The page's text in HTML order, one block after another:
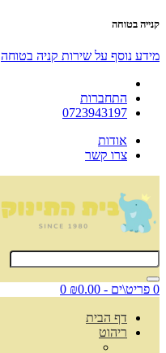
קנייה בטוחה
מידע נוסף על שירות קניה בטוחה
התחברות
0723943197
אודות
צרו קשר
0 פריט\ים - ₪0.00 0
דף הבית
ריהוט